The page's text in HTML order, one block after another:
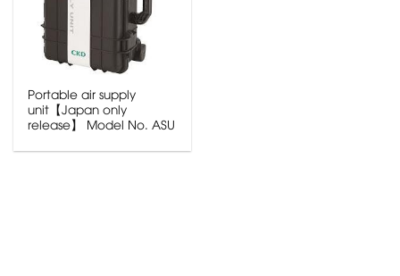
Portable air supply
unit【Japan only
release】 Model No. ASU